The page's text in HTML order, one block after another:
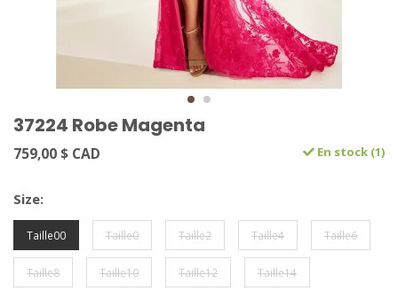
37224 Robe Magenta
759,00 $ CAD En stock (1)
Size:
Taille00 Taille0 Taille2 Taille4 Taille6
Taille8 Taille10 Taille12 Taille14